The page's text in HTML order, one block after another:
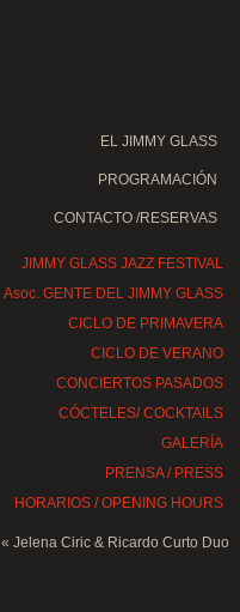
EL JIMMY GLASS
PROGRAMACIÓN
CONTACTO /RESERVAS
JIMMY GLASS JAZZ FESTIVAL
Asoc. GENTE DEL JIMMY GLASS
CICLO DE PRIMAVERA
CICLO DE VERANO
CONCIERTOS PASADOS
CÓCTELES/ COCKTAILS
GALERÍA
PRENSA / PRESS
HORARIOS / OPENING HOURS
« Jelena Ciric & Ricardo Curto Duo